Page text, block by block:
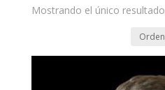
Mostrando el único resultado